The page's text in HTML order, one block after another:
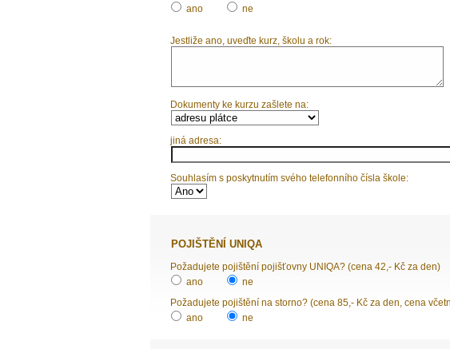
ano
ne
Jestliže ano, uveďte kurz, školu a rok:
Dokumenty ke kurzu zašlete na:
jiná adresa:
Souhlasím s poskytnutím svého telefonního čísla škole:
POJIŠTĚNÍ UNIQA
Požadujete pojištění pojišťovny UNIQA? (cena 42,- Kč za den)
ano
ne
Požadujete pojištění na storno? (cena 85,- Kč za den, cena
ano
ne